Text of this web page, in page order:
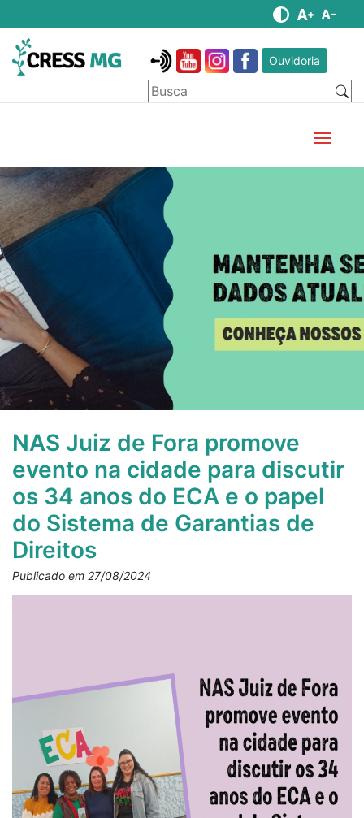
Ouvidoria
NAS Juiz de Fora promove
evento na cidade para discutir
os 34 anos do ECA e o papel
do Sistema de Garantias de
Direitos
Publicado em 27/08/2024